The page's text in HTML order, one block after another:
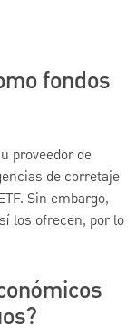
fondos
proveedor de
de corretaje
Sin embargo,
los ofrecen, por lo